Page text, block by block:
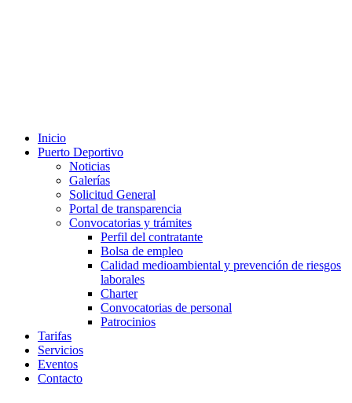
Inicio
Puerto Deportivo
Noticias
Galerías
Solicitud General
Portal de transparencia
Convocatorias y trámites
Perfil del contratante
Bolsa de empleo
Calidad medioambiental y prevención de riesgos
laborales
Charter
Convocatorias de personal
Patrocinios
Tarifas
Servicios
Eventos
Contacto